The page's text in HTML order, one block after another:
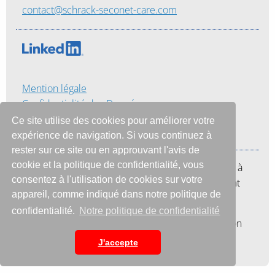
Ce site utilise des cookies pour améliorer votre
expérience de navigation. Si vous continuez à
rester sur ce site ou en approuvant l'avis de
cookie et la politique de confidentialité, vous
consentez à l'utilisation de cookies sur votre
appareil, comme indiqué dans notre politique de
confidentialité. Notre politique de confidentialité
J'accepte
contact@schrack-seconet-care.com
Mention légale
Confidentialité des Données
Termes et Conditions
Notre mission est également d'aider les hôpitaux à
économiser du temps et de l'argent en améliorant
l'efficacité avec une seule et unique plateforme.
Nous sommes fiers de dire que cette combinaison
nous rend uniques sur le marché.